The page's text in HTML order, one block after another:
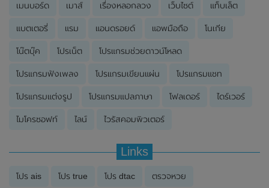
เมนบอร์ด เมาส์ เรื่องหลอกลวง เว็บไซต์ แท็บเล็ต
แบตเตอรี่ แรม แอนดรอยด์ แอพมือถือ โนเกีย
โน๊ตบุ๊ค โปรเน็ต โปรแกรมช่วยดาวน์โหลด
โปรแกรมฟังเพลง โปรแกรมเขียนแผ่น โปรแกรมแชท
โปรแกรมแต่งรูป โปรแกรมแปลภาษา โฟลเดอร์ ไดร์เวอร์
ไมโครซอฟท์ ไลน์ ไวรัสคอมพิวเตอร์
Links
โปร ais โปร true โปร dtac ตรวจหวย